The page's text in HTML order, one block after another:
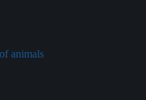
animals